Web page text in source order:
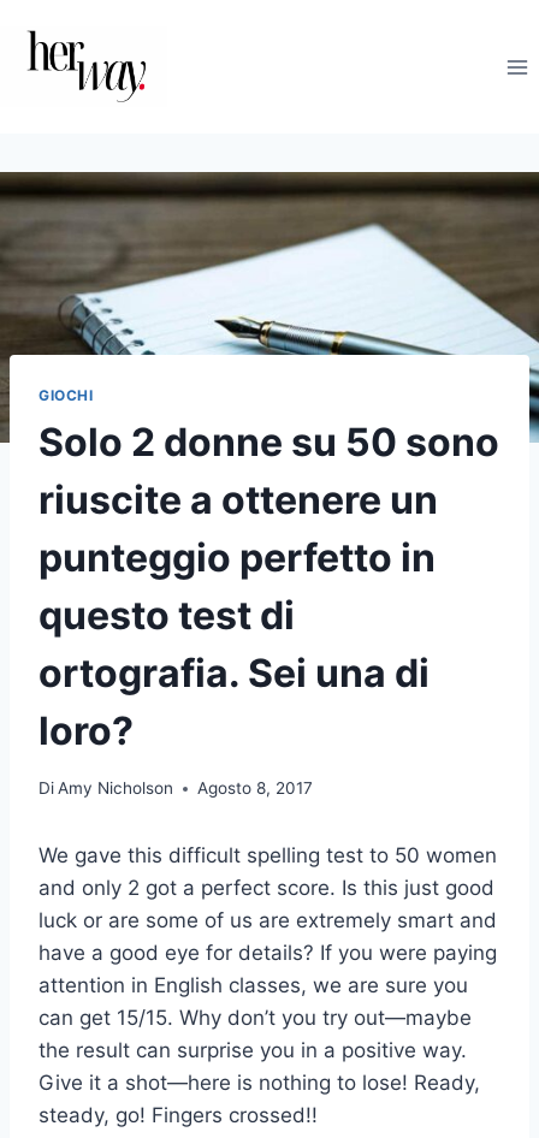
contenuto
GIOCHI
Solo 2 donne su 50 sono
riuscite a ottenere un
punteggio perfetto in
questo test di
ortografia. Sei una di
loro?
DiAmy Nicholson Agosto 8, 2017
We gave this difficult spelling test to 50 women
and only 2 got a perfect score. Is this just good
luck or are some of us are extremely smart and
have a good eye for details? If you were paying
attention in English classes, we are sure you
can get 15/15. Why don’t you try out—maybe
the result can surprise you in a positive way.
Give it a shot—here is nothing to lose! Ready,
steady, go! Fingers crossed!!